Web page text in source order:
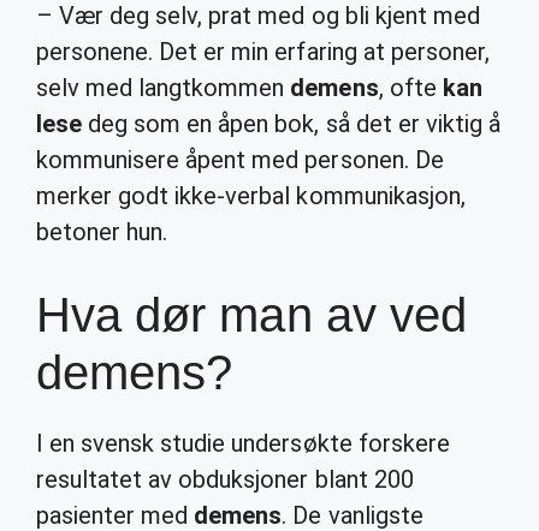
– Vær deg selv, prat med og bli kjent med
personene. Det er min erfaring at personer,
selv med langtkommen demens, ofte kan
lese deg som en åpen bok, så det er viktig å
kommunisere åpent med personen. De
merker godt ikke-verbal kommunikasjon,
betoner hun.
Hva dør man av ved
demens?
I en svensk studie undersøkte forskere
resultatet av obduksjoner blant 200
pasienter med demens. De vanligste